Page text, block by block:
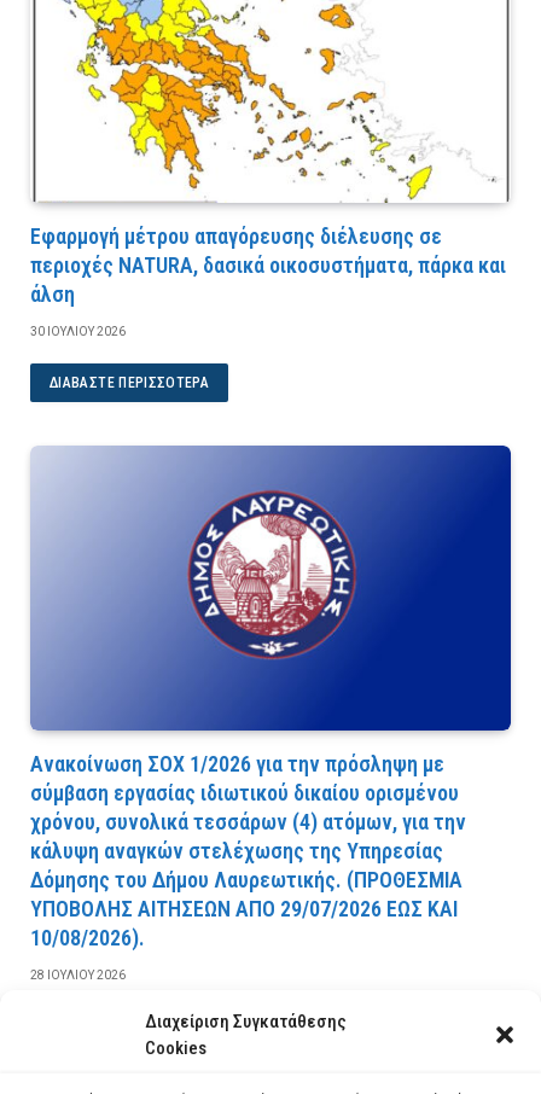
Διαχείριση Συγκατάθεσης
Cookies
Εφαρμογή μέτρου απαγόρευσης διέλευσης σε
περιοχές NATURA, δασικά οικοσυστήματα, πάρκα και
άλση
30 ΙΟΥΛΊΟΥ 2026
ΔΙΑΒΆΣΤΕ ΠΕΡΙΣΣΌΤΕΡΑ
Ανακοίνωση ΣΟΧ 1/2026 για την πρόσληψη με
σύμβαση εργασίας ιδιωτικού δικαίου ορισμένου
χρόνου, συνολικά τεσσάρων (4) ατόμων, για την
κάλυψη αναγκών στελέχωσης της Υπηρεσίας
Δόμησης του Δήμου Λαυρεωτικής. (ΠPOΘEΣMIA
YΠOBOΛHΣ AITHΣEΩN AΠO 29/07/2026 EΩΣ KAI
10/08/2026).
28 ΙΟΥΛΊΟΥ 2026
ΔΙΑΒΆΣΤΕ ΠΕΡΙΣΣΌΤΕΡΑ